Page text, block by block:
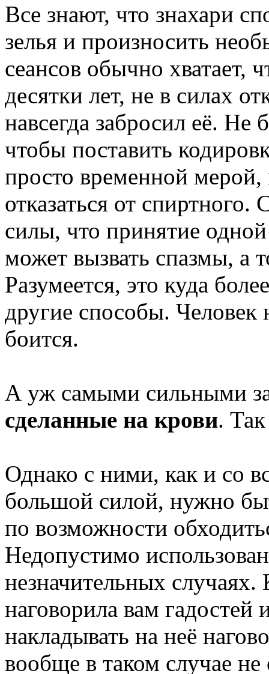
Все знают, что знахари
зелья и произносить
сеансов обычно хватает,
десятки лет, не в силах
навсегда забросил её. Не
чтобы поставить
просто временной мерой,
отказаться от спиртного.
силы, что принятие
может вызвать спазмы, а
Разумеется, это куда
другие способы. Человек
боится.
А уж самыми сильными
сделанные на крови.
Однако с ними, как и со
большой силой, нужно
по возможности
Недопустимо
незначительных
наговорила вам
накладывать на неё
вообще в таком случае